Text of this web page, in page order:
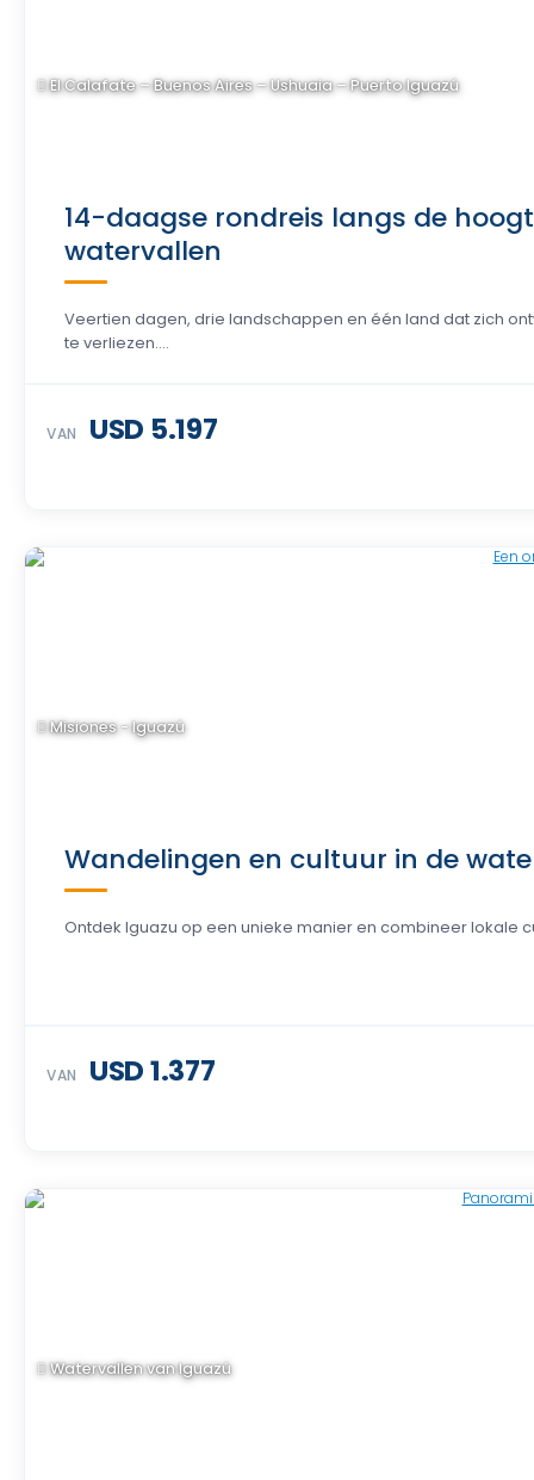
El Calafate – Buenos Aires – Ushuaia – Puerto Iguazú
14-daagse rondreis langs de
watervallen
Veertien dagen, drie landschappen en één land dat zich
te verliezen….
VAN USD 5.197
Misiones - Iguazú
Wandelingen en cultuur in de
Ontdek Iguazu op een unieke manier en combineer lokale
VAN USD 1.377
Watervallen van Iguazú